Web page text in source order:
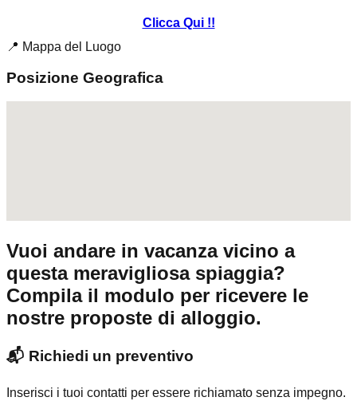
Clicca Qui !!
📍 Mappa del Luogo
Posizione Geografica
Vuoi andare in vacanza vicino a
questa meravigliosa spiaggia?
Compila il modulo per ricevere le
nostre proposte di alloggio.
📬 Richiedi un preventivo
Inserisci i tuoi contatti per essere richiamato senza impegno.